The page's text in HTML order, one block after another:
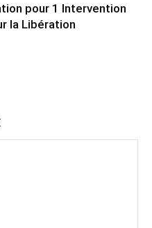
pour 1 Intervention
la Libération